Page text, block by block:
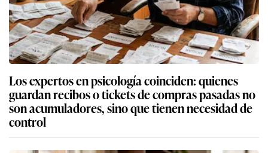
Los expertos en psicología coinciden: quienes
guardan recibos o tickets de compras pasadas no
son acumuladores, sino que tienen necesidad de
control